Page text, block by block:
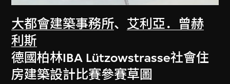
大都會建築事務所、 艾利亞．曾赫
利斯
德國柏林IBA Lützowstrasse社會住
房建築設計比賽參賽草圖